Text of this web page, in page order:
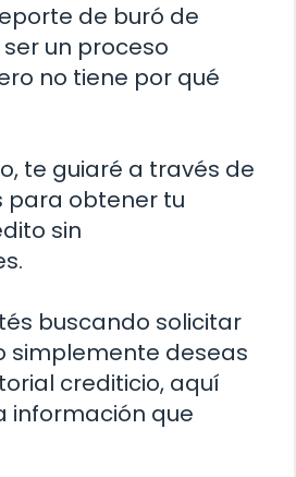
de buró de
un proceso
no tiene por qué
te guiaré a través de
para obtener tu
sin
buscando solicitar
simplemente deseas
crediticio, aquí
información que